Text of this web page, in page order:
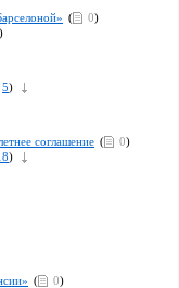
( 0)
)
5)
соглашение ( 0)
)
( 0)